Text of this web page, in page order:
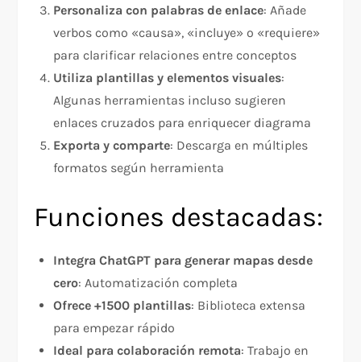
Personaliza con palabras de enlace: Añade
verbos como «causa», «incluye» o «requiere»
para clarificar relaciones entre conceptos
Utiliza plantillas y elementos visuales:
Algunas herramientas incluso sugieren
enlaces cruzados para enriquecer diagrama
Exporta y comparte: Descarga en múltiples
formatos según herramienta
Funciones destacadas:
Integra ChatGPT para generar mapas desde
cero: Automatización completa
Ofrece +1500 plantillas: Biblioteca extensa
para empezar rápido
Ideal para colaboración remota: Trabajo en